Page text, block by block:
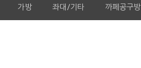
가방 좌대/기타 까페공구방